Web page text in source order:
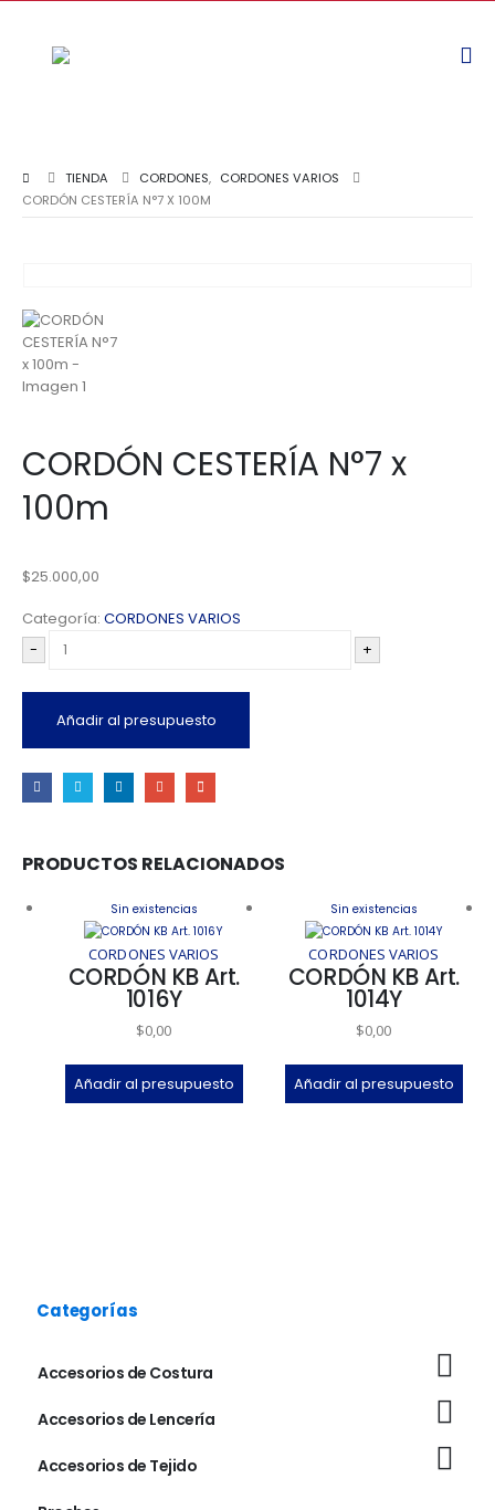
TIENDA CORDONES, CORDONES VARIOS
CORDÓN CESTERÍA N°7 X 100M
CORDÓN CESTERÍA N°7 x
100m
$25.000,00
Categoría: CORDONES VARIOS
-
+
Añadir al presupuesto
PRODUCTOS RELACIONADOS
Sin existencias
CORDONES VARIOS
CORDÓN KB Art.
1016Y
$0,00
Añadir al presupuesto
Sin existencias
CORDONES VARIOS
CORDÓN KB Art.
1014Y
$0,00
Añadir al presupuesto
Categorías
Accesorios de Costura
Accesorios de Lencería
Accesorios de Tejido